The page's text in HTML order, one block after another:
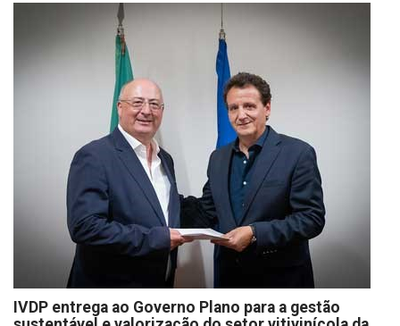
IVDP entrega ao Governo Plano para a gestão